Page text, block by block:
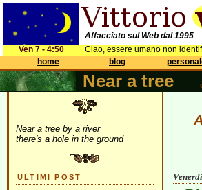
Affacciato sul Web dal 1995
Ven 7 - 4:50
Ciao, essere umano non
home
blog
Near a tree
Near a tree by a river
there's a hole in the ground
ULTIMI POST